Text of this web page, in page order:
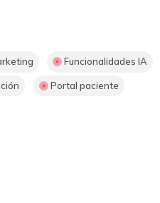
Funcionalidades IA
Portal paciente